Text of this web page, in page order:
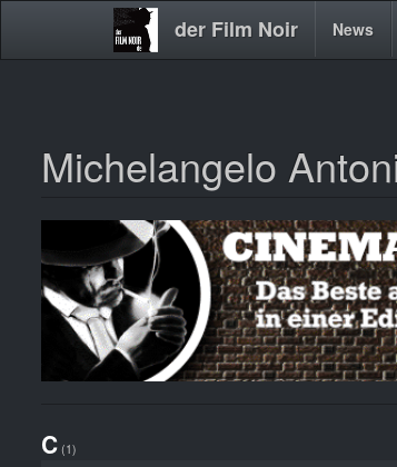
Direkt
der Film Noir
Main News
Michelangelo
C (1)